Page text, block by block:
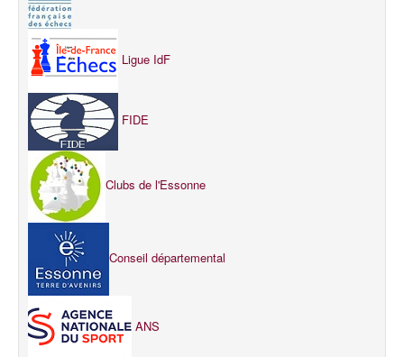
Ligue IdF
FIDE
Clubs de l'Essonne
Conseil départemental
ANS